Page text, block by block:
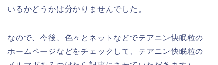
いるかどうかは分かりませんでした。
なので、今後、色々とネットなどでテアニン快眠粒の
ホームページなどをチェックして、テアニン快眠粒の